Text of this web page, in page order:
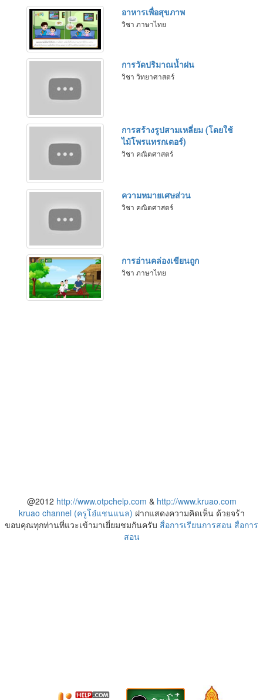
อาหารเพื่อสุขภาพ
วิชา ภาษาไทย
การวัดปริมาณน้ำฝน
วิชา วิทยาศาสตร์
การสร้างรูปสามเหลี่ยม (โดยใช้
ไม้โพรแทรกเตอร์)
วิชา คณิตศาสตร์
ความหมายเศษส่วน
วิชา คณิตศาสตร์
การอ่านคล่องเขียนถูก
วิชา ภาษาไทย
@2012 http://www.otpchelp.com & http://www.kruao.com
kruao channel (ครูโอ๋แชนแนล) ฝากแสดงความคิดเห็น ด้วยจร้า
ขอบคุณทุกท่านที่แวะเข้ามาเยี่ยมชมกันครับ สื่อการเรียนการสอน สื่อการ
สอน